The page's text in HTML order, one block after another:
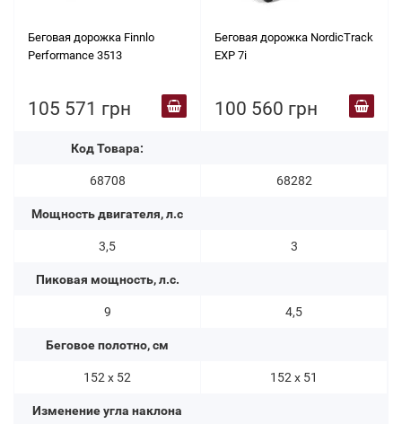
Беговая дорожка Finnlo
Performance 3513
105 571 грн
Код Товара:
68708
Мощность двигателя, л.с
3,5
Пиковая мощность, л.с.
9
Беговое полотно, см
152 х 52
Изменение угла наклона
Беговая дорожка NordicTrack
EXP 7i
100 560 грн
68282
3
4,5
152 х 51